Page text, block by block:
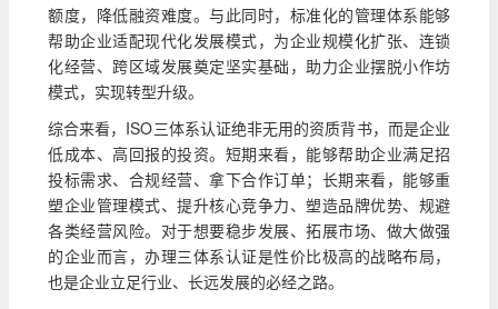
额度，降低融资难度。与此同时，标准化的管理体系能够
帮助企业适配现代化发展模式，为企业规模化扩张、连锁
化经营、跨区域发展奠定坚实基础，助力企业摆脱小作坊
模式，实现转型升级。
综合来看，ISO三体系认证绝非无用的资质背书，而是企业
低成本、高回报的投资。短期来看，能够帮助企业满足招
投标需求、合规经营、拿下合作订单；长期来看，能够重
塑企业管理模式、提升核心竞争力、塑造品牌优势、规避
各类经营风险。对于想要稳步发展、拓展市场、做大做强
的企业而言，办理三体系认证是性价比极高的战略布局，
也是企业立足行业、长远发展的必经之路。